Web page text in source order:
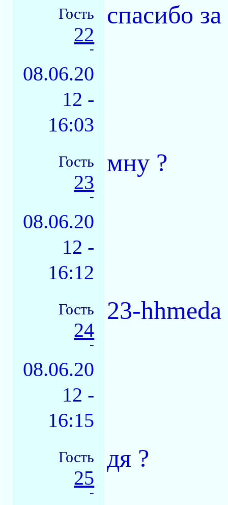
Гость
22
-
08.06.20
12 -
16:03
спасибо
Гость
23
-
08.06.20
12 -
16:12
мну ?
Гость
24
-
08.06.20
12 -
16:15
23-hhmeda
Гость
25
-
дя ?